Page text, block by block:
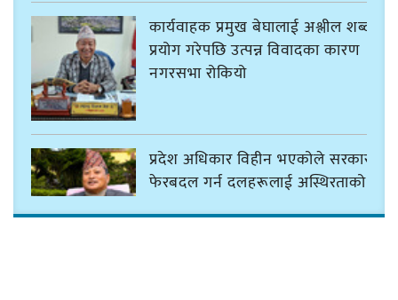
कार्यवाहक प्रमुख बेघालाई अश्लील शब्द
प्रयोग गरेपछि उत्पन्न विवादका कारण
नगरसभा रोकियो
प्रदेश अधिकार विहीन भएकोले सरकार
फेरबदल गर्न दलहरूलाई अस्थिरताको